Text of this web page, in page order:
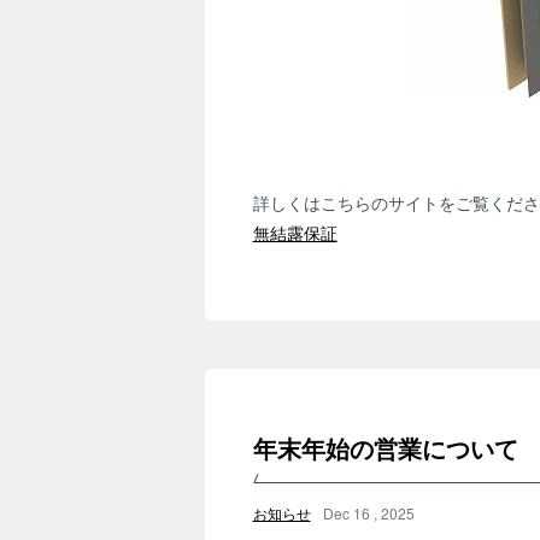
詳しくはこちらのサイトをご覧くだ
無結露保証
年末年始の営業につい
お知らせ Dec 16 , 2025